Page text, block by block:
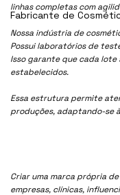
linhas completas com
Nossa indústria de
Possui laboratórios de
Isso garante que cada
estabelecidos.
Essa estrutura permite
produções, adaptando-se
Criar uma marca própria
empresas, clínicas,
Fabricante de